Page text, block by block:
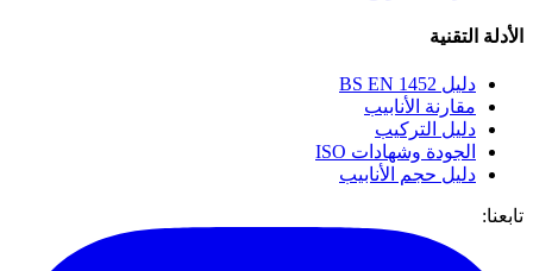
التقنية
دليل BS EN 1452
مقارنة الأنابيب
دليل التركيب
الجودة وشهادات ISO
دليل حجم الأنابيب